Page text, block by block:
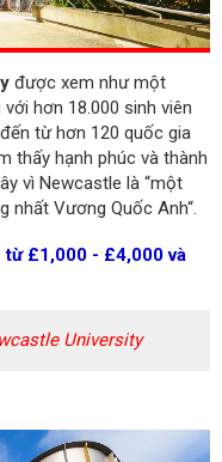
được xem như một
hơn 18.000 sinh viên
từ hơn 120 quốc gia
thấy hạnh phúc và thành
vì Newcastle là “một
Vương Quốc Anh“.
£1,000 - £4,000 và
University